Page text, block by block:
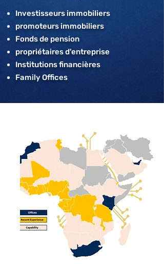
Investisseurs immobiliers
promoteurs immobiliers
Fonds de pension
propriétaires d'entreprise
Institutions financières
Family Offices